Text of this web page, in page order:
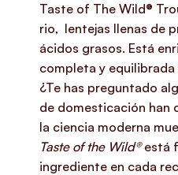
Taste of The Wild®
rio, lentejas llenas de
ácidos grasos. Está
completa y
¿Te has preguntado
de domesticación han
la ciencia moderna
Taste of the Wild®está
ingrediente en cada